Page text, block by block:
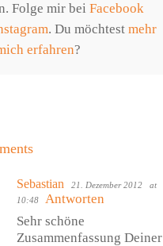
Folge mir bei Facebook
. Du möchtest mehr
erfahren?
Sebastian 21. Dezember 2012
at
10:48
Antworten
Sehr schöne
Zusammenfassung Deiner